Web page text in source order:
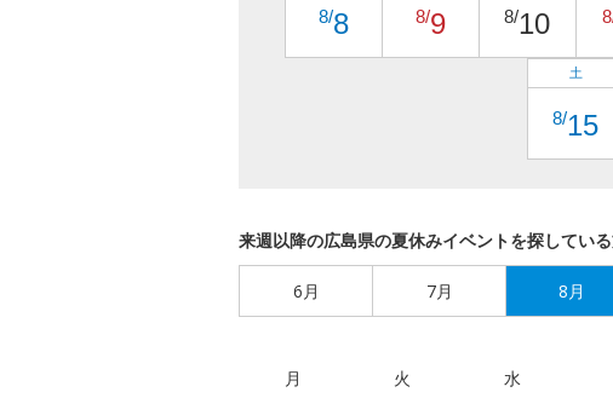
8/8 8/9 8/10
土
8/15
来週以降の広島県の夏休みイベントを探している
6月 7月 8月
月 火 水